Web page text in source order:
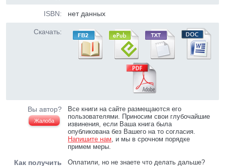
ISBN: нет данных
Скачать:
Вы автор?
Жалоба
Все книги на сайте размещаются его
пользователями. Приносим свои глубочайшие
извинения, если Ваша книга была
опубликована без Вашего на то согласия.
Напишите нам, и мы в срочном порядке
примем меры.
Как получить
Оплатили, но не знаете что делать дальше?